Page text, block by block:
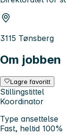
3115 Tønsberg
Om jobben
Lagre favoritt
Stillingstittel
Koordinator
Type ansettelse
Fast, heltid 100%